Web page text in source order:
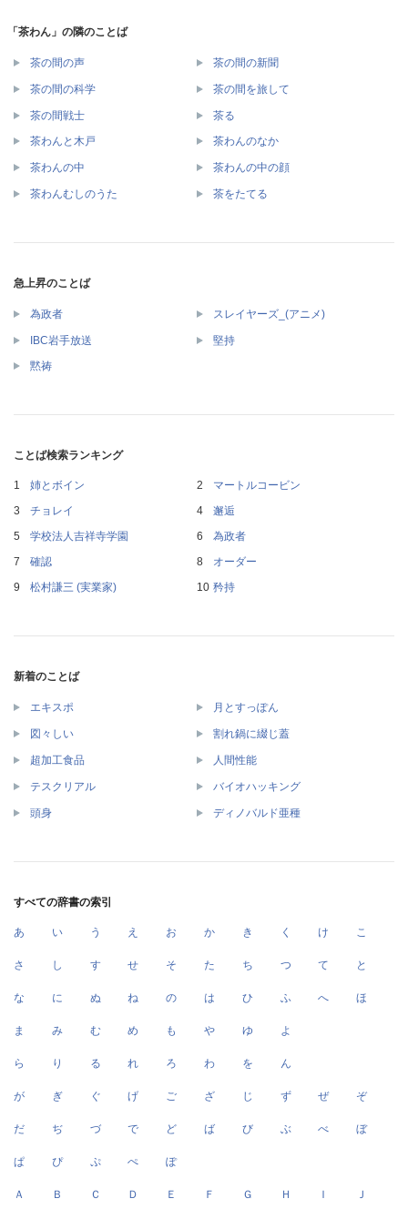
「茶わん」の隣のことば
茶の間の声 茶の間の新聞
茶の間の科学 茶の間を旅して
茶の間戦士 茶る
茶わんと木戸 茶わんのなか
茶わんの中 茶わんの中の顔
茶わんむしのうた 茶をたてる
急上昇のことば
為政者 スレイヤーズ_(アニメ)
IBC岩手放送 堅持
黙祷
ことば検索ランキング
姉とボイン
マートルコービン
チョレイ
邂逅
学校法人吉祥寺学園
為政者
確認
オーダー
松村謙三 (実業家)
矜持
新着のことば
エキスポ 月とすっぽん
図々しい 割れ鍋に綴じ蓋
超加工食品 人間性能
テスクリアル バイオハッキング
頭身 ディノバルド亜種
すべての辞書の索引
あ い う え お か き く け こ
さ し す せ そ た ち つ て と
な に ぬ ね の は ひ ふ へ ほ
ま み む め も や ゆ よ
ら り る れ ろ わ を ん
が ぎ ぐ げ ご ざ じ ず ぜ ぞ
だ ぢ づ で ど ば び ぶ べ ぼ
ぱ ぴ ぷ ぺ ぽ
Ａ Ｂ Ｃ Ｄ Ｅ Ｆ Ｇ Ｈ Ｉ Ｊ